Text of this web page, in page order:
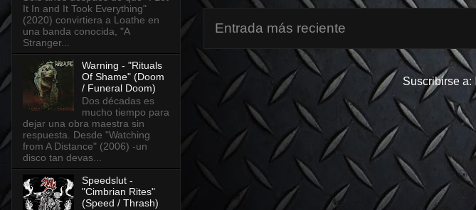
Entrada más reciente
Suscribirse a:
It In and It Took Everything"
(2020) convirtiera a Loathe en
una banda conocida, "A
Stranger...
Warning - "Rituals
Of Shame" (Doom
/ Funeral Doom)
Dos décadas es
mucho tiempo para
dejar una obra maestra sin
respuesta. Desde "Watching
from A Distance" (2006) -un
disco tan devas...
Speedslut -
"Cimbrian Rites"
(Speed / Thrash)